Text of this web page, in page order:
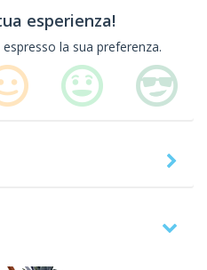
esperienza!
la sua preferenza.